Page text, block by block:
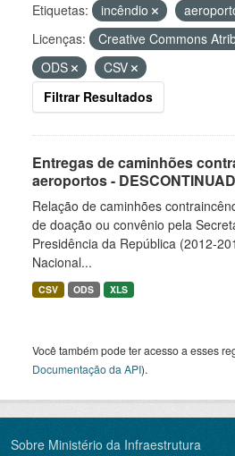
Etiquetas: incêndio
Licenças:
Creative Commons
ODS
CSV
Filtrar Resultados
Entregas de caminhões
aeroportos -
Relação de caminhões
de doação ou convênio pela
Presidência da República (2012-
Nacional...
CSV ODS XLS
Você também pode ter acesso a esses
Documentação da API).
Sobre Ministério da Infraestrutura